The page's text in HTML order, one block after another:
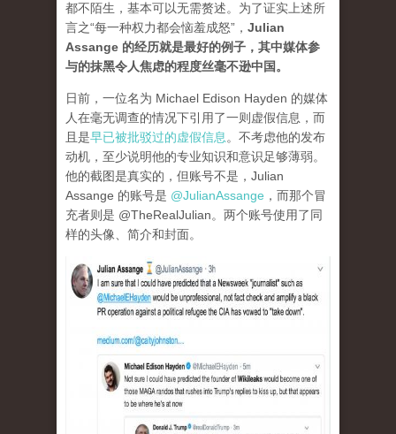
都不陌生，基本可以无需赘述。为了证实上述所
言之“每一种权力都会恼羞成怒”， Julian
Assange 的经历就是最好的例子，其中媒体参
与的抹黑令人焦虑的程度丝毫不逊中国。
日前，一位名为 Michael Edison Hayden 的媒体
人在毫无调查的情况下引用了一则虚假信息，而
且是早已被批驳过的虚假信息 。不考虑他的发布
动机，至少说明他的专业知识和意识足够薄弱。
他的截图是真实的，但账号不是，Julian
Assange 的账号是 @JulianAssange ，而那个冒
充者则是 @TheRealJulian。两个账号使用了同
样的头像、简介和封面。